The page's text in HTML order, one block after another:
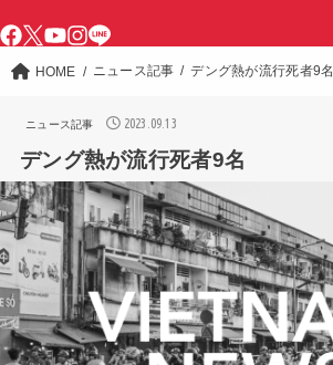
HOME ニュース記事 デング熱が流行死者9名
ニュース記事 2023.09.13
デング熱が流行死者9名